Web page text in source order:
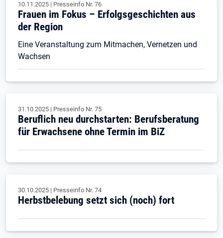
10.11.2025 | Presseinfo Nr. 76
Frauen im Fokus – Erfolgsgeschichten aus
der Region
Eine Veranstaltung zum Mitmachen, Vernetzen und
Wachsen
31.10.2025 | Presseinfo Nr. 75
Beruflich neu durchstarten: Berufsberatung
für Erwachsene ohne Termin im BiZ
30.10.2025 | Presseinfo Nr. 74
Herbstbelebung setzt sich (noch) fort